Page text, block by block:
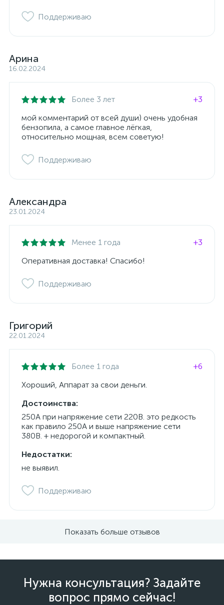
Поддерживаю
Арина
16.02.2024
Более 3 лет
+3
мой комментарий от всей души) очень удобная
бензопила, а самое главное лёгкая,
относительно мощная, всем советую!
Поддерживаю
Александра
23.01.2024
Менее 1 года
+3
Оперативная доставка! Спасибо!
Поддерживаю
Григорий
22.01.2024
Более 1 года
+6
Хороший, Аппарат за свои деньги.
Достоинства:
250А при напряжение сети 220В. это редкость
как правило 250А и выше напряжение сети
380В. + недорогой и компактный.
Недостатки:
не выявил.
Поддерживаю
Показать больше отзывов
Нужна консультация? Задайте
вопрос прямо сейчас!